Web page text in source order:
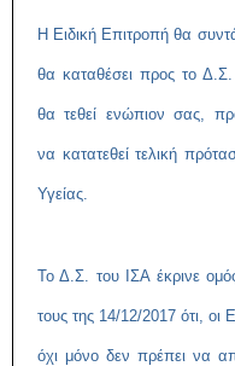
Η Ειδική Επιτροπή θα
θα καταθέσει προς το
θα τεθεί ενώπιον σας,
να κατατεθεί τελική
Υγείας.
Το Δ.Σ. του ΙΣΑ έκρινε
τους της 14/12/2017 ότι, οι
όχι μόνο δεν πρέπει να